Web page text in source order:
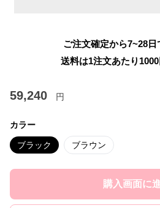
ご注文確定から7~28日
送料は1注文あたり 1000
59,240 円
カラー
ブラック ブラウン
購入画面に